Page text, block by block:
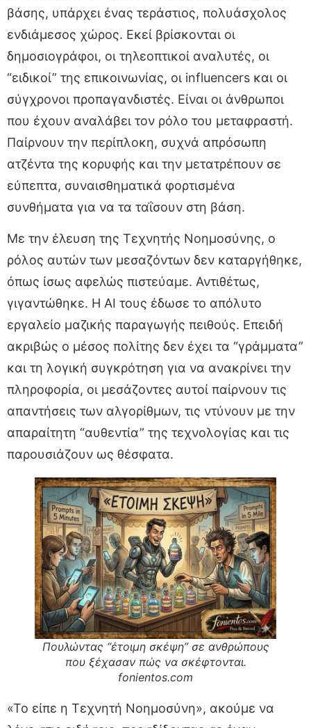
βάσης, υπάρχει ένας τεράστιος, πολυάσχολος
ενδιάμεσος χώρος. Εκεί βρίσκονται οι
δημοσιογράφοι, οι τηλεοπτικοί αναλυτές, οι
“ειδικοί” της επικοινωνίας, οι influencers και οι
σύγχρονοι προπαγανδιστές. Είναι οι άνθρωποι
που έχουν αναλάβει τον ρόλο του μεταφραστή.
Παίρνουν την περίπλοκη, συχνά απρόσωπη
ατζέντα της κορυφής και την μετατρέπουν σε
εύπεπτα, συναισθηματικά φορτισμένα
συνθήματα για να τα ταΐσουν στη βάση.
Με την έλευση της Τεχνητής Νοημοσύνης, ο
ρόλος αυτών των μεσαζόντων δεν καταργήθηκε,
όπως ίσως αφελώς πιστεύαμε. Αντιθέτως,
γιγαντώθηκε. Η AI τους έδωσε το απόλυτο
εργαλείο μαζικής παραγωγής πειθούς. Επειδή
ακριβώς ο μέσος πολίτης δεν έχει τα “γράμματα”
και τη λογική συγκρότηση για να ανακρίνει την
πληροφορία, οι μεσάζοντες αυτοί παίρνουν τις
απαντήσεις των αλγορίθμων, τις ντύνουν με την
απαραίτητη “αυθεντία” της τεχνολογίας και τις
παρουσιάζουν ως θέσφατα.
Πουλώντας “έτοιμη σκέψη” σε ανθρώπους
που ξέχασαν πώς να σκέφτονται.
fonientos.com
«Το είπε η Τεχνητή Νοημοσύνη», ακούμε να